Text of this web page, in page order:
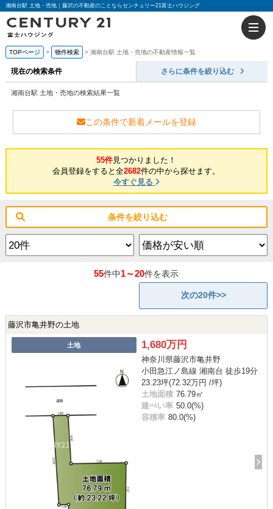
湘南台駅 土地・売地｜藤沢の不動産のことならセンチュリー21富士ハウジング
TOPページ 物件検索 湘南台駅 土地・売地の不動産情報一覧
現在の検索条件 さらに条件を絞り込む
湘南台駅 土地・売地の検索結果一覧
この条件で新着メールを登録
55件見つかりました！
会員登録をすると全2682件の中から探せます。
今すぐ見る
条件を絞り込む
55件中1～20件を表示
次の20件>>
藤沢市亀井野の土地
土地 1,680万円
神奈川県藤沢市亀井野
小田急江ノ島線 湘南台 徒歩19分
23.23坪(72.32万円 /坪)
土地面積 76.79㎡
建ぺい率 50.0(%)
容積率 80.0(%)